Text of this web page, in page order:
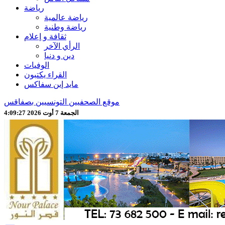
رياضة
رياضة عالمية
رياضة وطنية
ثقافة و إعلام
الرأي الآخر
دين و دنيا
الوفيات
القراء يكتبون
مايد إين سفاكس
موقع الصحفيين التونسيين بصفاقس
الجمعة 7 أوت 2026 4:09:29